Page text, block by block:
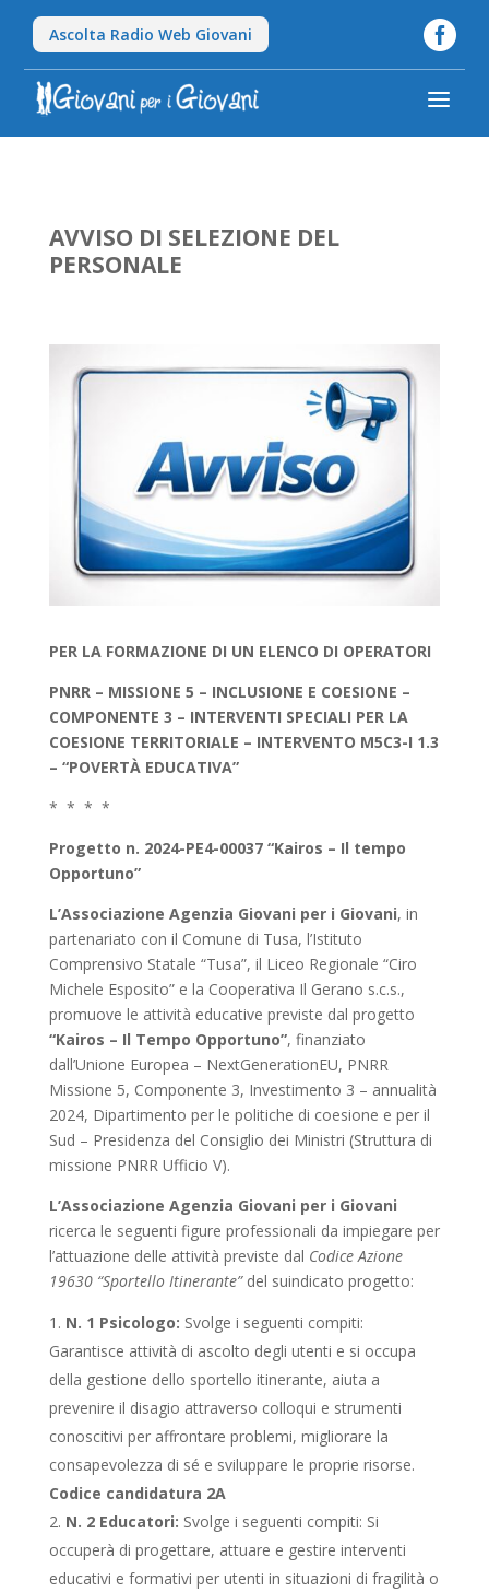
Ascolta Radio Web Giovani 
a
AVVISO DI SELEZIONE DEL
PERSONALE
PER LA FORMAZIONE DI UN ELENCO DI OPERATORI
PNRR – MISSIONE 5 – INCLUSIONE E COESIONE –
COMPONENTE 3 – INTERVENTI SPECIALI PER LA
COESIONE TERRITORIALE – INTERVENTO M5C3-I 1.3
– “POVERTÀ EDUCATIVA”
* * * *
Progetto n. 2024-PE4-00037 “Kairos – Il tempo
Opportuno”
L’Associazione Agenzia Giovani per i Giovani, in
partenariato con il Comune di Tusa, l’Istituto
Comprensivo Statale “Tusa”, il Liceo Regionale “Ciro
Michele Esposito” e la Cooperativa Il Gerano s.c.s.,
promuove le attività educative previste dal progetto
“Kairos – Il Tempo Opportuno”, finanziato
dall’Unione Europea – NextGenerationEU, PNRR
Missione 5, Componente 3, Investimento 3 – annualità
2024, Dipartimento per le politiche di coesione e per il
Sud – Presidenza del Consiglio dei Ministri (Struttura di
missione PNRR Ufficio V).
L’Associazione Agenzia Giovani per i Giovani
ricerca le seguenti figure professionali da impiegare per
l’attuazione delle attività previste dal Codice Azione
19630 “Sportello Itinerante” del suindicato progetto:
N. 1 Psicologo: Svolge i seguenti compiti:
Garantisce attività di ascolto degli utenti e si occupa
della gestione dello sportello itinerante, aiuta a
prevenire il disagio attraverso colloqui e strumenti
conoscitivi per affrontare problemi, migliorare la
consapevolezza di sé e sviluppare le proprie risorse.
Codice candidatura 2A
N. 2 Educatori: Svolge i seguenti compiti: Si
occuperà di progettare, attuare e gestire interventi
educativi e formativi per utenti in situazioni di fragilità o